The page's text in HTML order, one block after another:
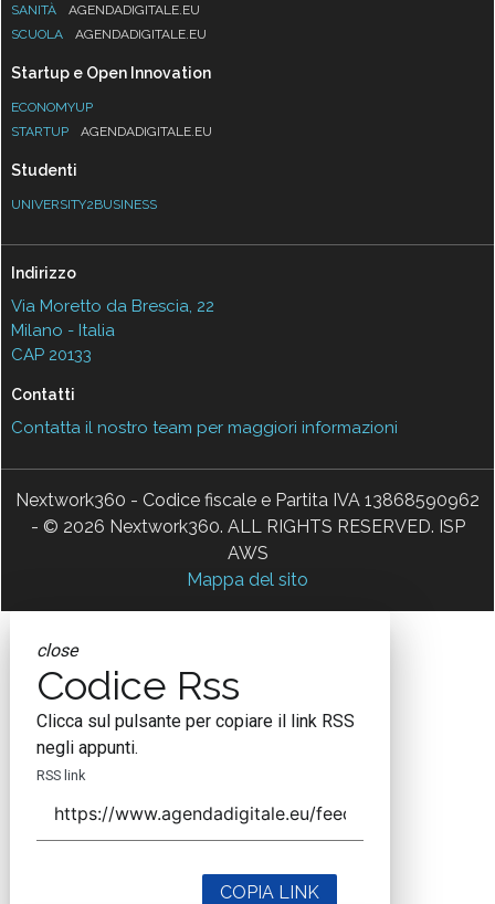
SANITÀ
AGENDADIGITALE.EU
SCUOLA
AGENDADIGITALE.EU
Startup e Open Innovation
ECONOMYUP
STARTUP
AGENDADIGITALE.EU
Studenti
UNIVERSITY2BUSINESS
Indirizzo
Via Moretto da Brescia, 22
Milano - Italia
CAP 20133
Contatti
Contatta il nostro team per maggiori informazioni
Nextwork360 - Codice fiscale e Partita IVA 13868590962
- © 2026 Nextwork360. ALL RIGHTS RESERVED. ISP
AWS
Mappa del sito
close
Codice Rss
Clicca sul pulsante per copiare il link RSS
negli appunti.
RSS link
COPIA LINK